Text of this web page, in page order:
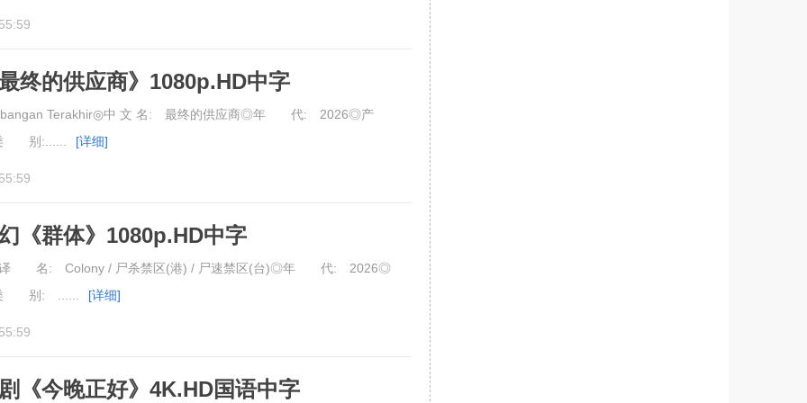
终的供应商》1080p.HD中字
Terakhir◎中 文 名: 最终的供应商◎年 代: 2026◎产
别:......
[详细]
《群体》1080p.HD中字
名: Colony / 尸杀禁区(港) / 尸速禁区(台)◎年 代: 2026◎
别: ......
[详细]
《今晚正好》4K.HD国语中字